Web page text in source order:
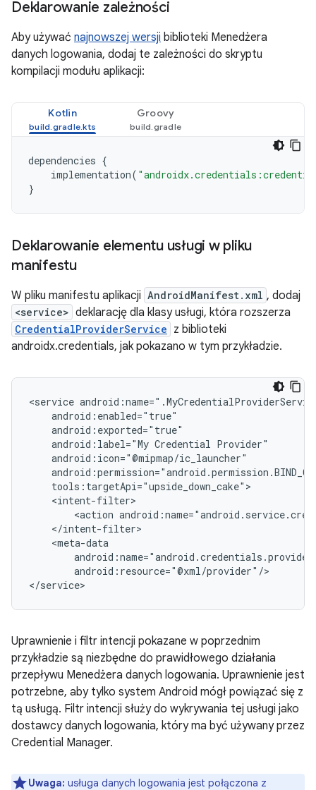
Deklarowanie zależności
Aby używać najnowszej wersji biblioteki Menedżera
danych logowania, dodaj te zależności do skryptu
kompilacji modułu aplikacji:
Kotlin Groovy
dependencies {
implementation(
}
Deklarowanie elementu usługi w pliku
manifestu
W pliku manifestu aplikacji AndroidManifest.xml , dodaj
<service> deklarację dla klasy usługi, która rozszerza
CredentialProviderService z biblioteki
androidx.credentials, jak pokazano w tym przykładzie.
<service
android:label="My Credential
<action
android:resource="@xml/provider"/>
Uprawnienie i filtr intencji pokazane w poprzednim
przykładzie są niezbędne do prawidłowego działania
przepływu Menedżera danych logowania. Uprawnienie jest
potrzebne, aby tylko system Android mógł powiązać się z
tą usługą. Filtr intencji służy do wykrywania tej usługi jako
dostawcy danych logowania, który ma być używany przez
Credential Manager.
Uwaga: usługa danych logowania jest połączona z